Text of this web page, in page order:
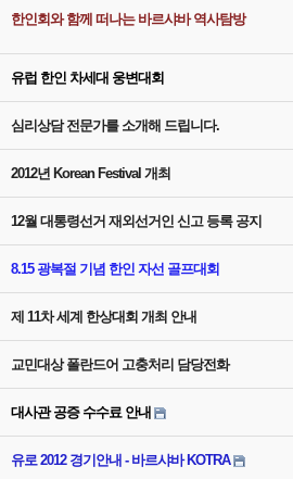
한인회와 함께 떠나는 바르샤바 역사탐방
유럽 한인 차세대 웅변대회
심리상담 전문가를 소개해 드립니다.
2012년 Korean Festival 개최
12월 대통령선거 재외선거인 신고 등록 공지
8.15 광복절 기념 한인 자선 골프대회
제 11차 세계 한상대회 개최 안내
교민대상 폴란드어 고충처리 담당전화
대사관 공증 수수료 안내
유로 2012 경기안내 - 바르샤바 KOTRA